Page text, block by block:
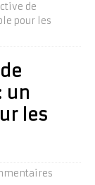
de
pour les
un
les